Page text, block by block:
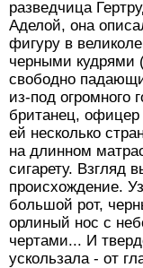
разведчица
Аделой, она
фигуру в
черными кудрями
свободно
из-под огромного
британец,
ей несколько
на длинном
сигарету. Взгляд
происхождение.
большой рот,
орлиный нос с
чертами... И
ускользала - от